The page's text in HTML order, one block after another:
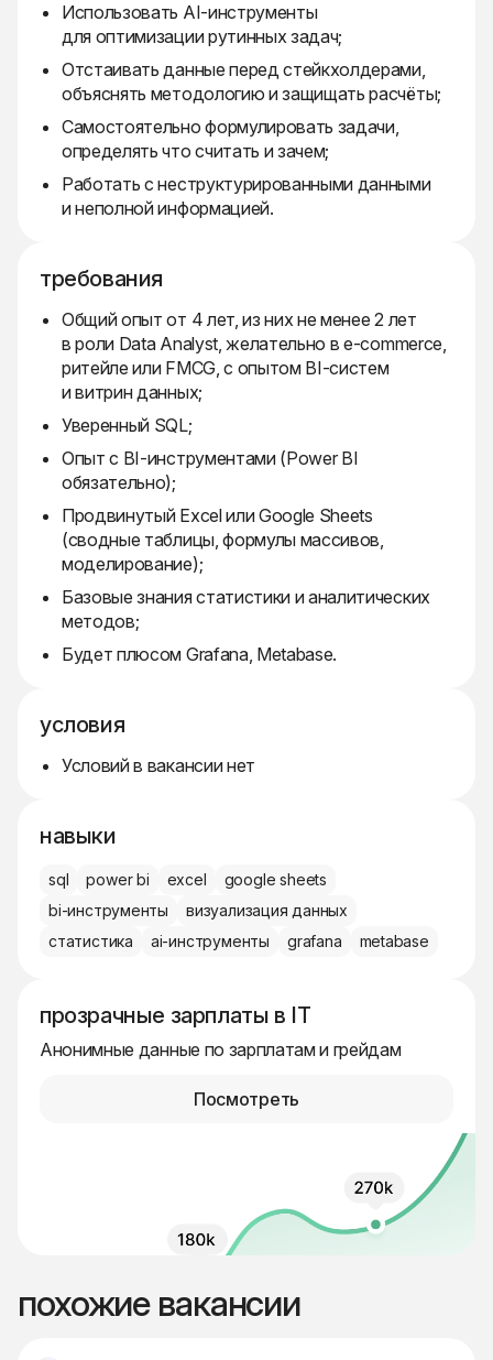
Использовать AI-инструменты
для оптимизации рутинных задач;
Отстаивать данные перед стейкхолдерами,
объяснять методологию и защищать расчёты;
Самостоятельно формулировать задачи,
определять что считать и зачем;
Работать с неструктурированными данными
и неполной информацией.
требования
Общий опыт от 4 лет, из них не менее 2 лет
в роли Data Analyst, желательно в e-commerce,
ритейле или FMCG, с опытом BI-систем
и витрин данных;
Уверенный SQL;
Опыт с BI-инструментами (Power BI
обязательно);
Продвинутый Excel или Google Sheets
(сводные таблицы, формулы массивов,
моделирование);
Базовые знания статистики и аналитических
методов;
Будет плюсом Grafana, Metabase.
условия
Условий в вакансии нет
навыки
sql power bi excel
google sheets
bi-инструменты
визуализация данных
статистика
ai-инструменты grafana metabase
прозрачные зарплаты в IT
Анонимные данные по зарплатам и грейдам
Посмотреть
похожие вакансии